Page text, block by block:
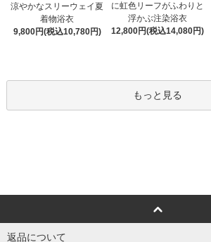
涼やかなスリーウェイ夏
着物浴衣
9,800円(税込10,780円)
に虹色リーフがふわりと
浮かぶ注染浴衣
12,800円(税込14,080円)
もっと見る
返品について